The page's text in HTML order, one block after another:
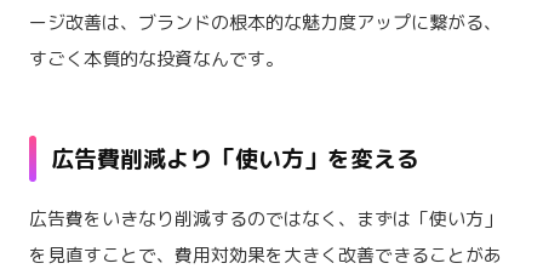
ージ改善は、ブランドの根本的な魅力度アップに繋がる、
すごく本質的な投資なんです。
広告費削減より「使い方」を変える
広告費をいきなり削減するのではなく、まずは「使い方」
を見直すことで、費用対効果を大きく改善できることがあ